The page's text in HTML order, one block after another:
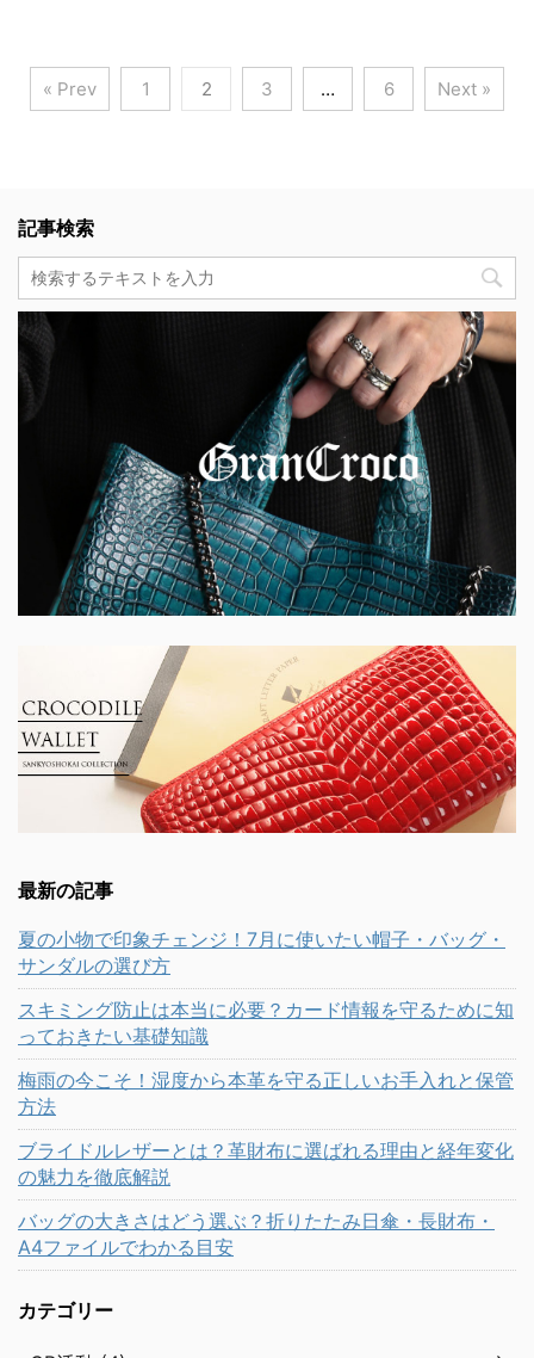
« Prev 1 2 3 … 6 Next »
記事検索
最新の記事
夏の小物で印象チェンジ！7月に使いたい帽子・バッグ・
サンダルの選び方
スキミング防止は本当に必要？カード情報を守るために知
っておきたい基礎知識
梅雨の今こそ！湿度から本革を守る正しいお手入れと保管
方法
ブライドルレザーとは？革財布に選ばれる理由と経年変化
の魅力を徹底解説
バッグの大きさはどう選ぶ？折りたたみ日傘・長財布・
A4ファイルでわかる目安
カテゴリー